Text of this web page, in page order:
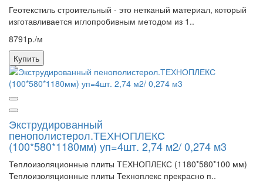
Геотекстиль строительный - это нетканый материал, который
изготавливается иглопробивным методом из 1..
8791р./м
Купить
Экструдированный
пенополистерол.ТЕХНОПЛЕКС
(100*580*1180мм) уп=4шт. 2,74 м2/ 0,274 м3
Теплоизоляционные плиты ТЕХНОПЛЕКС (1180*580*100 мм)
Теплоизоляционные плиты Техноплекс прекрасно п..